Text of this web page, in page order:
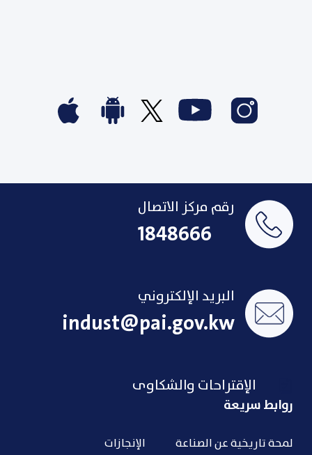
رقم مركز الاتصال
1848666
البريد الإلكتروني
indust@pai.gov.kw
الإقتراحات والشكاوى
روابط سريعة
لمحة تاريخية عن الصناعة الإنجازات